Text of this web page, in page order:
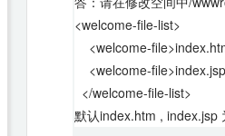
<welcome-file-list>
<welcome-
<welcome-
</welcome-file-list>
默认index.htm , index.jsp